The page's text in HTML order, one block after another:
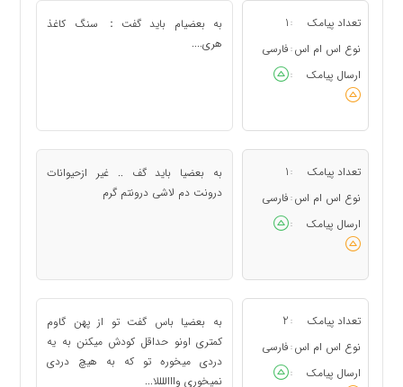
تعداد پیامک :
1
نوع اس ام اس : فارسی
ارسال پیامک
:
به بعضیام باید گفت： سنگ کاغذ
هری....
تعداد پیامک :
1
نوع اس ام اس : فارسی
ارسال پیامک
:
به بعضیا باید گف .. غیر ازحیوانات
درونت دم لاشی درونتم گرم
تعداد پیامک :
2
نوع اس ام اس : فارسی
ارسال پیامک
:
به بعضیا باس گفت تو از پهن گاوم
کمتری اونو حداقل کودش میکنن به یه
دردی میخوره تو که به هیچ دردی
نمیخوری واااللللا...